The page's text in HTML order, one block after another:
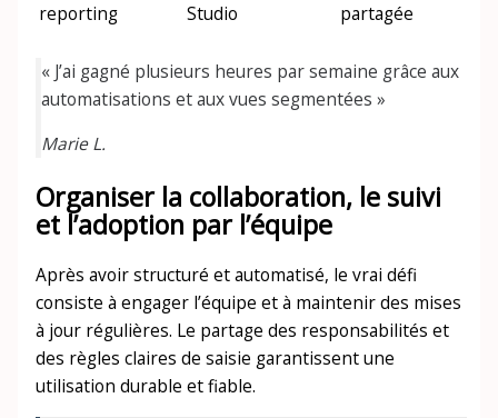
reporting
Studio
partagée
« J’ai gagné plusieurs heures par semaine grâce aux
automatisations et aux vues segmentées »
Marie L.
Organiser la collaboration, le suivi
et l’adoption par l’équipe
Après avoir structuré et automatisé, le vrai défi
consiste à engager l’équipe et à maintenir des mises
à jour régulières. Le partage des responsabilités et
des règles claires de saisie garantissent une
utilisation durable et fiable.